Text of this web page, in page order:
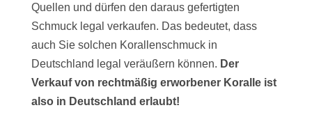
Quellen und dürfen den daraus gefertigten
Schmuck legal verkaufen. Das bedeutet, dass
auch Sie solchen Korallenschmuck in
Deutschland legal veräußern können. Der
Verkauf von rechtmäßig erworbener Koralle ist
also in Deutschland erlaubt!